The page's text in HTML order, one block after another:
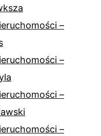
–
–
–
–